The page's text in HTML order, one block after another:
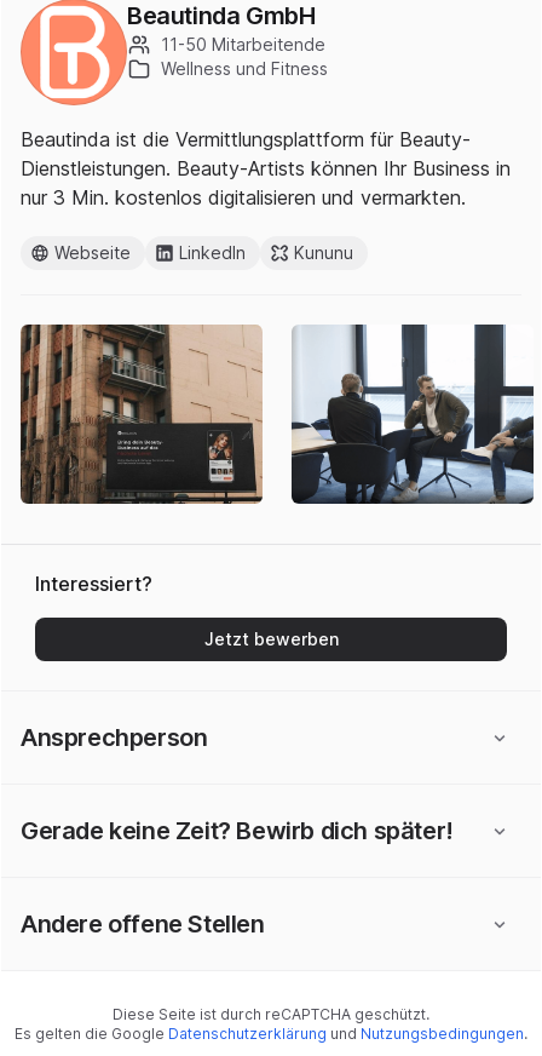
Beautinda GmbH
11-50 Mitarbeitende
Wellness und Fitness
Beautinda ist die Vermittlungsplattform für Beauty-
Dienstleistungen. Beauty-Artists können Ihr Business in
nur 3 Min. kostenlos digitalisieren und vermarkten.
Webseite LinkedIn Kununu
Interessiert?
Jetzt bewerben
Ansprechperson
Gerade keine Zeit? Bewirb dich später!
Andere offene Stellen
Diese Seite ist durch reCAPTCHA geschützt.
Es gelten die Google Datenschutzerklärung und Nutzungsbedingungen.